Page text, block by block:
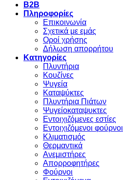
B2B
Πληροφορίες
Επικοινωνία
Σχετικά με εμάς
Οροί χρήσης
Δήλωση απορρήτου
Κατηγορίες
Πλυντήρια
Κουζίνες
Ψυγεία
Καταψύκτες
Πλυντήρια Πιάτων
Ψυγείοκαταψυκτες
Εντοιχιζόμενες εστίες
Εντοιχιζόμενοι φούρνοι
Κλιματισμός
Θερμαντικά
Ανεμιστήρες
Απορροφητήρες
Φούρνοι